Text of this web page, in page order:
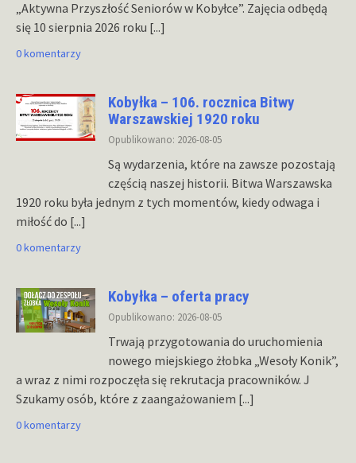
„Aktywna Przyszłość Seniorów w Kobyłce”. Zajęcia odbędą
się 10 sierpnia 2026 roku [...]
0 komentarzy
Kobyłka – 106. rocznica Bitwy
Warszawskiej 1920 roku
Opublikowano: 2026-08-05
Są wydarzenia, które na zawsze pozostają
częścią naszej historii. Bitwa Warszawska
1920 roku była jednym z tych momentów, kiedy odwaga i
miłość do [...]
0 komentarzy
Kobyłka – oferta pracy
Opublikowano: 2026-08-05
Trwają przygotowania do uruchomienia
nowego miejskiego żłobka „Wesoły Konik”,
a wraz z nimi rozpoczęła się rekrutacja pracowników. J
Szukamy osób, które z zaangażowaniem [...]
0 komentarzy